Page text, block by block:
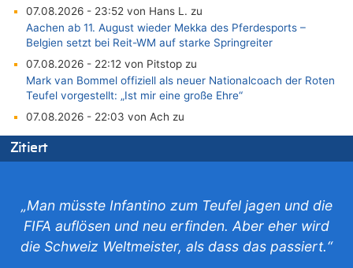
07.08.2026 - 23:52 von Hans L. zu
Aachen ab 11. August wieder Mekka des Pferdesports –
Belgien setzt bei Reit-WM auf starke Springreiter
07.08.2026 - 22:12 von Pitstop zu
Mark van Bommel offiziell als neuer Nationalcoach der Roten
Teufel vorgestellt: „Ist mir eine große Ehre“
07.08.2026 - 22:03 von Ach zu
Aachen ab 11. August wieder Mekka des Pferdesports –
Belgien setzt bei Reit-WM auf starke Springreiter
07.08.2026 - 20:22 von Anstreicher zu
Zweite Hitzewelle in diesem Sommer ist jetzt amtlich
07.08.2026 - 20:11 von Noah Parmentier zu
Zitiert
„Man müsste Infantino zum Teufel jagen und die
FIFA auflösen und neu erfinden. Aber eher wird
die Schweiz Weltmeister, als dass das passiert.“